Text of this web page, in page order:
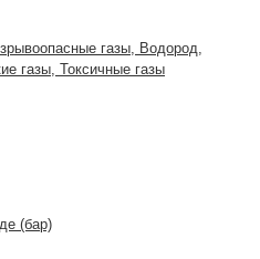
газы, Водород,
газы, Токсичные газы
(бар)